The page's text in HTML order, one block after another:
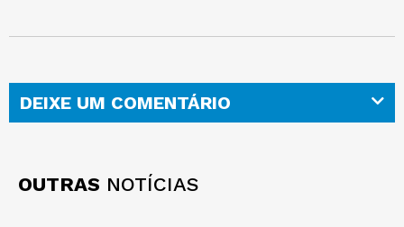
DEIXE UM COMENTÁRIO
OUTRAS NOTÍCIAS